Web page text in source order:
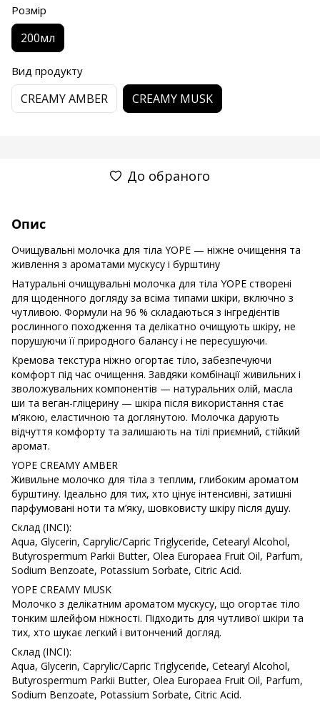
Розмір
200мл
Вид продукту
CREAMY AMBER CREAMY MUSK
До обраного
Опис
Очищувальні молочка для тіла YOPE — ніжне очищення та
живлення з ароматами мускусу і бурштину
Натуральні очищувальні молочка для тіла YOPE створені
для щоденного догляду за всіма типами шкіри, включно з
чутливою. Формули на 96 % складаються з інгредієнтів
рослинного походження та делікатно очищують шкіру, не
порушуючи її природного балансу і не пересушуючи.
Кремова текстура ніжно огортає тіло, забезпечуючи
комфорт під час очищення. Завдяки комбінації живильних і
зволожувальних компонентів — натуральних олій, масла
ши та веган-гліцерину — шкіра після використання стає
м’якою, еластичною та доглянутою. Молочка дарують
відчуття комфорту та залишають на тілі приємний, стійкий
аромат.
YOPE CREAMY AMBER
Живильне молочко для тіла з теплим, глибоким ароматом
бурштину. Ідеально для тих, хто цінує інтенсивні, затишні
парфумовані ноти та м’яку, шовковисту шкіру після душу.
Склад (INCI):
Aqua, Glycerin, Caprylic/Capric Triglyceride, Cetearyl Alcohol,
Butyrospermum Parkii Butter, Olea Europaea Fruit Oil, Parfum,
Sodium Benzoate, Potassium Sorbate, Citric Acid.
YOPE CREAMY MUSK
Молочко з делікатним ароматом мускусу, що огортає тіло
тонким шлейфом ніжності. Підходить для чутливої шкіри та
тих, хто шукає легкий і витончений догляд.
Склад (INCI):
Aqua, Glycerin, Caprylic/Capric Triglyceride, Cetearyl Alcohol,
Butyrospermum Parkii Butter, Olea Europaea Fruit Oil, Parfum,
Sodium Benzoate, Potassium Sorbate, Citric Acid.